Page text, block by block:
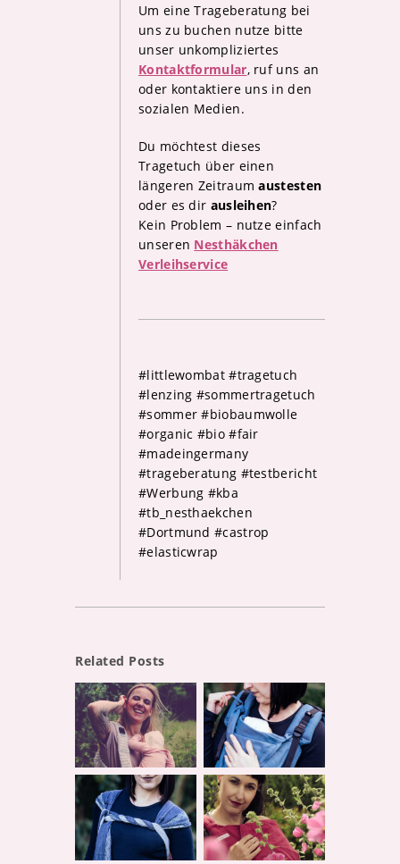
Um eine Trageberatung bei
uns zu buchen nutze bitte
unser unkompliziertes
Kontaktformular, ruf uns an
oder kontaktiere uns in den
sozialen Medien.
Du möchtest dieses
Tragetuch über einen
längeren Zeitraumaustesten
oder es dir ausleihen?
Kein Problem – nutze einfach
unseren Nesthäkchen
Verleihservice
#littlewombat #tragetuch
#lenzing #sommertragetuch
#sommer #biobaumwolle
#organic #bio #fair
#madeingermany
#trageberatung #testbericht
#Werbung #kba
#tb_nesthaekchen
#Dortmund #castrop
#elasticwrap
Related Posts